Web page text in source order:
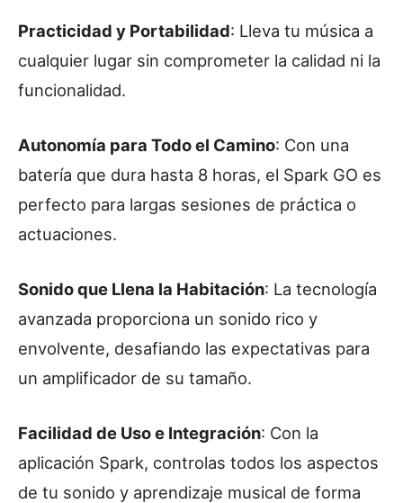
Practicidad y Portabilidad: Lleva tu música a
cualquier lugar sin comprometer la calidad ni la
funcionalidad.
Autonomía para Todo el Camino: Con una
batería que dura hasta 8 horas, el Spark GO es
perfecto para largas sesiones de práctica o
actuaciones.
Sonido que Llena la Habitación: La tecnología
avanzada proporciona un sonido rico y
envolvente, desafiando las expectativas para
un amplificador de su tamaño.
Facilidad de Uso e Integración: Con la
aplicación Spark, controlas todos los aspectos
de tu sonido y aprendizaje musical de forma